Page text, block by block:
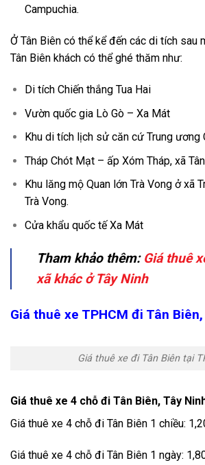
Campuchia.
Ở Tân Biên có thể kể đến các di tích sau
Tân Biên khách có thể ghé thăm như:
Di tích Chiến thắng Tua Hai
Vườn quốc gia Lò Gò – Xa Mát
Khu di tích lịch sử căn cứ Trung ương
Tháp Chót Mạt – ấp Xóm Tháp, xã
Khu lăng mộ Quan lớn Trà Vong ở xã
Trà Vong.
Cửa khẩu quốc tế Xa Mát
Tham khảo thêm: Giá thuê
xã khác ở Tây Ninh
Giá thuê xe TPHCM đi Tân
Giá thuê xe đi Tân Biên tại
Giá thuê xe 4 chỗ đi Tân Biên, Tây
Giá thuê xe 4 chỗ đi Tân Biên 1 chiều:
Giá thuê xe 4 chỗ đi Tân Biên 1 ngày: